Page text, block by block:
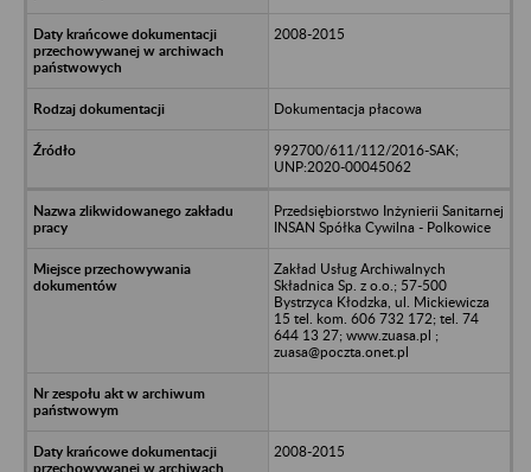
2008-2015
Dokumentacja płacowa
992700/611/112/2016-SAK;
UNP:2020-00045062
Przedsiębiorstwo Inżynierii Sanitarnej
INSAN Spółka Cywilna - Polkowice
Zakład Usług Archiwalnych
Składnica Sp. z o.o.; 57-500
Bystrzyca Kłodzka, ul. Mickiewicza
15 tel. kom. 606 732 172; tel. 74
644 13 27; www.zuasa.pl ;
zuasa@poczta.onet.pl
2008-2015